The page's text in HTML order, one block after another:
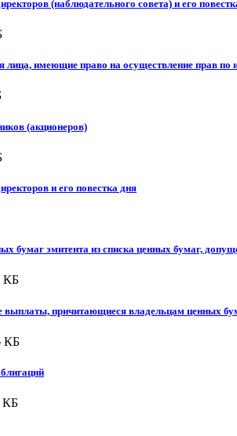
(наблюдательного совета) и его
лица, имеющие право на осуществление прав
(акционеров)
и его повестка дня
бумаг эмитента из списка ценных бумаг,
КБ
причитающиеся владельцам ценных
КБ
КБ